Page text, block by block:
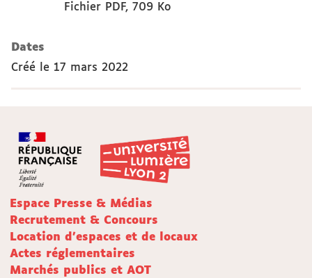
Fichier PDF, 709 Ko
Dates
Créé le 17 mars 2022
Espace Presse & Médias
Recrutement & Concours
Location d'espaces et de locaux
Actes réglementaires
Marchés publics et AOT